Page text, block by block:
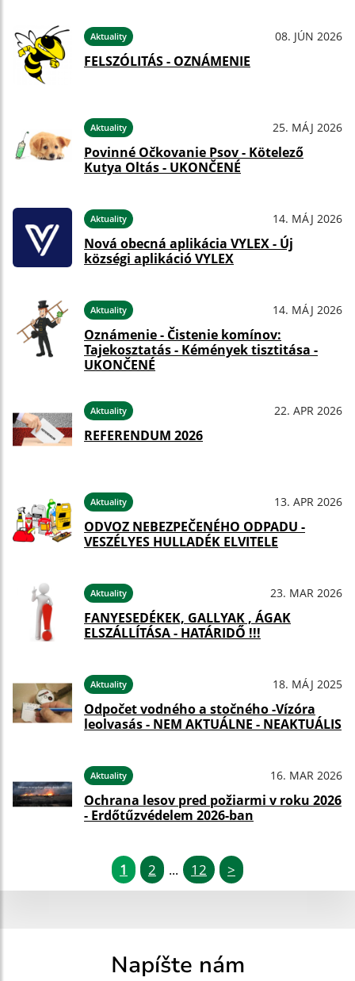
Aktuality 08. JÚN 2026
FELSZÓLITÁS - OZNÁMENIE
Aktuality 25. MÁJ 2026
Povinné Očkovanie Psov - Kötelező
Kutya Oltás - UKONČENÉ
Aktuality 14. MÁJ 2026
Nová obecná aplikácia VYLEX - Új
községi aplikáció VYLEX
Aktuality 14. MÁJ 2026
Oznámenie - Čistenie komínov:
Tajekosztatás - Kémények tisztitása -
UKONČENÉ
Aktuality 22. APR 2026
REFERENDUM 2026
Aktuality 13. APR 2026
ODVOZ NEBEZPEČENÉHO ODPADU -
VESZÉLYES HULLADÉK ELVITELE
Aktuality 23. MAR 2026
FANYESEDÉKEK, GALLYAK , ÁGAK
ELSZÁLLÍTÁSA - HATÁRIDŐ !!!
Aktuality 18. MÁJ 2025
Odpočet vodného a stočného -Vízóra
leolvasás - NEM AKTUÁLNE - NEAKTUÁLIS
Aktuality 16. MAR 2026
Ochrana lesov pred požiarmi v roku 2026
- Erdőtűzvédelem 2026-ban
1 2 ... 12 >
Napíšte nám